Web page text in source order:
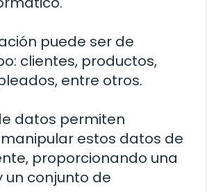
puede ser de
clientes, productos,
entre otros.
datos permiten
estos datos de
proporcionando una
un conjunto de